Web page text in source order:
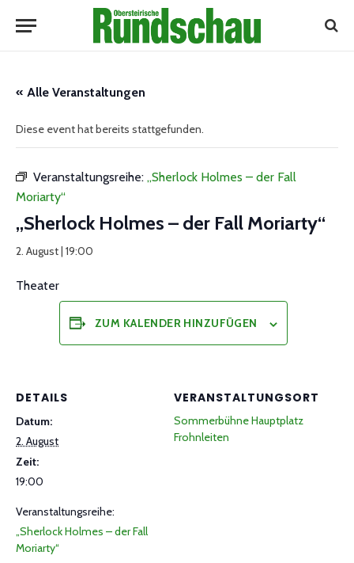
« Alle Veranstaltungen
Diese event hat bereits stattgefunden.
Veranstaltungsreihe: „Sherlock Holmes – der Fall
Moriarty“
„Sherlock Holmes – der Fall Moriarty“
2. August | 19:00
Theater
ZUM KALENDER HINZUFÜGEN
DETAILS
Datum:
2. August
Zeit:
19:00
Veranstaltungsreihe:
„Sherlock Holmes – der Fall
Moriarty“
VERANSTALTUNGSORT
Sommerbühne Hauptplatz
Frohnleiten